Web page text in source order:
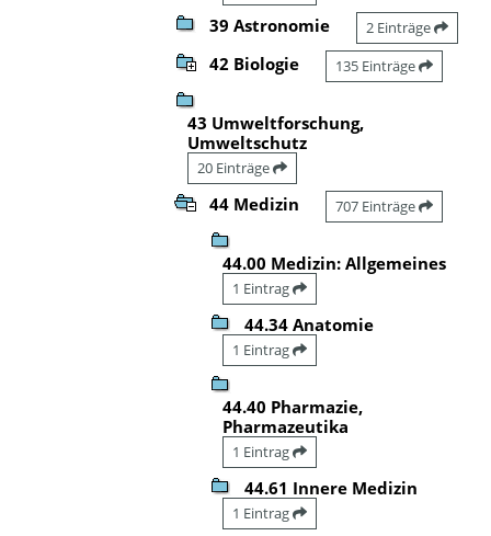
39 Astronomie 2 Einträge
42 Biologie 135 Einträge
43 Umweltforschung,
Umweltschutz
20 Einträge
44 Medizin 707 Einträge
44.00 Medizin: Allgemeines
1 Eintrag
44.34 Anatomie
1 Eintrag
44.40 Pharmazie,
Pharmazeutika
1 Eintrag
44.61 Innere Medizin
1 Eintrag